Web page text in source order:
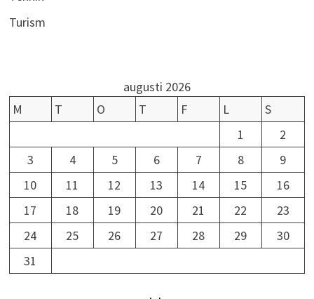
Turism
augusti 2026
M
T O T F L
S
1
2
3
4 5 6 7 8
9
10
11 12 13 14 15
16
17
18 19 20 21 22
23
24
25 26 27 28 29
30
31